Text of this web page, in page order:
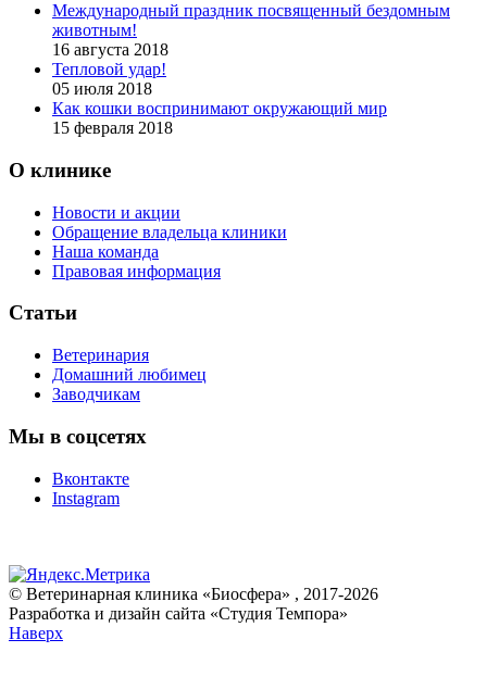
Международный праздник посвященный бездомным
животным!
16 августа 2018
Тепловой удар!
05 июля 2018
Как кошки воспринимают окружающий мир
15 февраля 2018
О клинике
Новости и акции
Обращение владельца клиники
Наша команда
Правовая информация
Статьи
Ветеринария
Домашний любимец
Заводчикам
Мы в соцсетях
Вконтакте
Instagram
© Ветеринарная клиника «Биосфера» , 2017-2026
Разработка и дизайн сайта «Студия Темпора»
Наверх